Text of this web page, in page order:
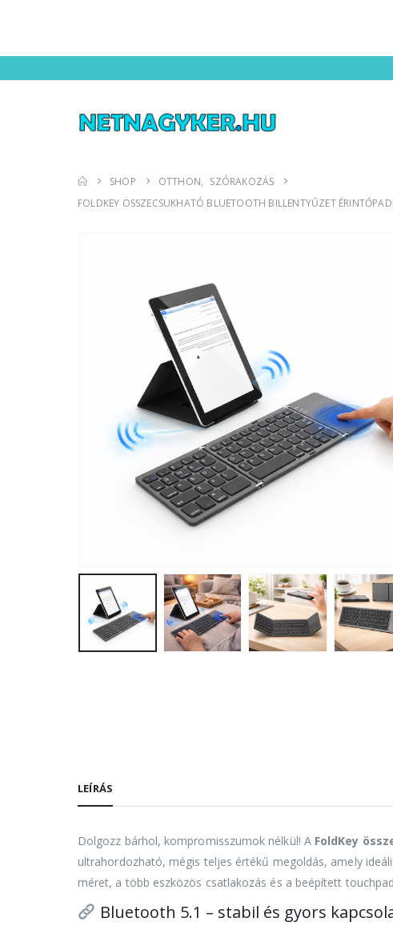
SHOP OTTHON, SZÓRAKOZÁS
FOLDKEY ÖSSZECSUKHATÓ BLUETOOTH BILLENTYŰZET
LEÍRÁS
Dolgozz bárhol, kompromisszumok nélkül! A FoldKey
ultrahordozható, mégis teljes értékű megoldás, amely
méret, a több eszközös csatlakozás és a beépített
Bluetooth 5.1 – stabil és gyors